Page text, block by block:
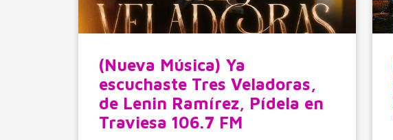
(Nueva Música) Ya
escuchaste Tres Veladoras,
de Lenin Ramírez, Pídela en
Traviesa 106.7 FM